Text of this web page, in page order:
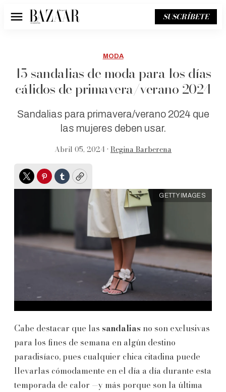
Menú SUSCRÍBETE
MODA
15 sandalias de moda para los días
cálidos de primavera/verano 2024
Sandalias para primavera/verano 2024 que
las mujeres deben usar.
Abril 05, 2024 • Regina Barberena
TwitterPinterest
TumblrCopy
GETTY IMAGES
Cabe destacar que las sandalias no son exclusivas
para los fines de semana en algún destino
paradisíaco, pues cualquier chica citadina puede
llevarlas cómodamente en el día a día durante esta
temporada de calor —y más porque son la última